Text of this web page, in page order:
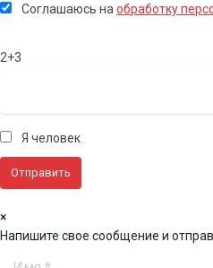
Соглашаюсь на обработку
2+3
Я человек
×
Напишите свое сообщение и